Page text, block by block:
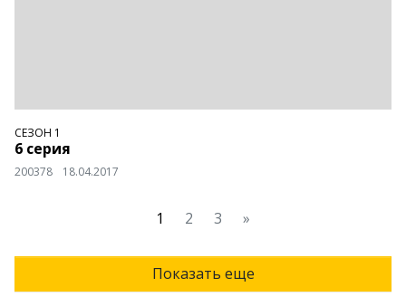
СЕЗОН 1
6 серия
200378 18.04.2017
1 2 3 »
Показать еще